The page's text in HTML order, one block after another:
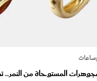
المستوحاة من النمر..